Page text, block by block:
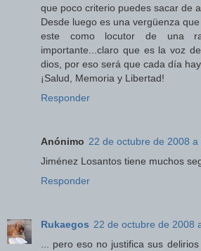
que poco criterio puedes sacar de
Desde luego es una vergüenza
este como locutor de una
importante...claro que es la voz
dios, por eso será que cada día
¡Salud, Memoria y Libertad!
Responder
Anónimo 22 de octubre de 2008 a
Jiménez Losantos tiene muchos
Responder
Rukaegos 22 de octubre de 2008
... pero eso no justifica sus